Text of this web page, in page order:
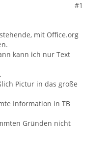
#1
mit Office.org
kann ich nur Text
Pictur in das große
Information in TB
Gründen nicht